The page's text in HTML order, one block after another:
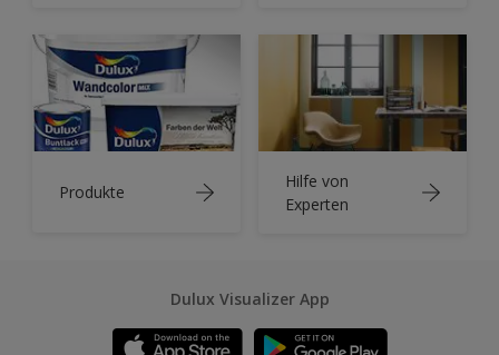
Produkte
Hilfe von
Experten
Dulux Visualizer App